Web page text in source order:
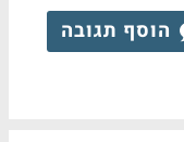
הוסף תגובה